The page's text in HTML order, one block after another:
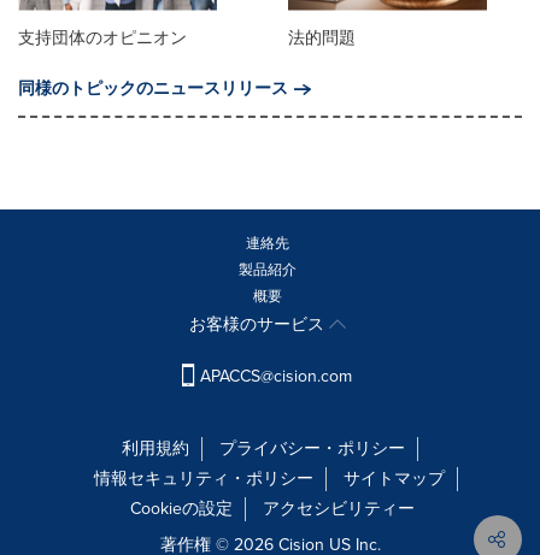
支持団体のオピニオン
法的問題
同様のトピックのニュースリリース
連絡先
製品紹介
概要
お客様のサービス
APACCS@cision.com
利用規約
プライバシー・ポリシー
情報セキュリティ・ポリシー
サイトマップ
Cookieの設定
アクセシビリティー
著作権 © 2026 Cision US Inc.